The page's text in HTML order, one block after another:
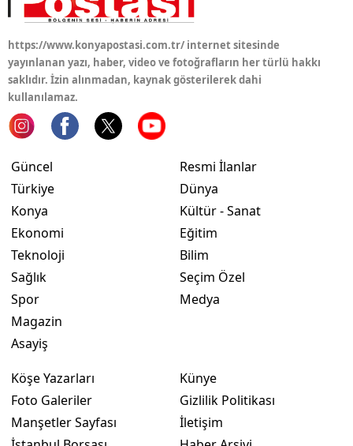
https://www.konyapostasi.com.tr/ internet sitesinde
yayınlanan yazı, haber, video ve fotoğrafların her türlü hakkı
saklıdır. İzin alınmadan, kaynak gösterilerek dahi
kullanılamaz.
Güncel
Türkiye
Konya
Ekonomi
Teknoloji
Sağlık
Spor
Magazin
Asayiş
Resmi İlanlar
Dünya
Kültür - Sanat
Eğitim
Bilim
Seçim Özel
Medya
Köşe Yazarları
Foto Galeriler
Manşetler Sayfası
Künye
Gizlilik Politikası
İletişim